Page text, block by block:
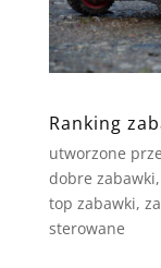
Ranking
utworzone
dobre zabawki,
top zabawki,
sterowane